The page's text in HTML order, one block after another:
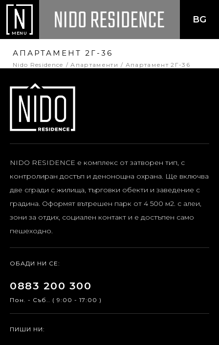
MENU
BG
АПАРТАМЕНТ 2Г-36
Nido Residence Апартаменти Апартамент 2Г-36
NIDO RESIDENCE е комплекс от затворен тип, с
контролиран достъп и денонощна охрана. Ще включва
две сгради с жилища, търговки обекти и заведение с
градина. Оформят вътрешен парк от 4 500 м2. с алеи,
зони за отдих, социален контакт и е достъпен само
пешеходно.
ОБАДИ НИ СЕ:
0883 200 300
Пон. - Съб.. ( 9:00 - 17:00 )
ПИШИ НИ: